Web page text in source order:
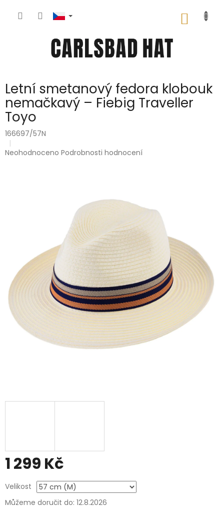
Letní smetanový fedora klobouk
nemačkavý – Fiebig Traveller
Toyo
166697/57N
Průměrné
Neohodnoceno Podrobnosti hodnocení
1 299 Kč
cena:
Velikost
Můžeme doručit do: 12.8.2026